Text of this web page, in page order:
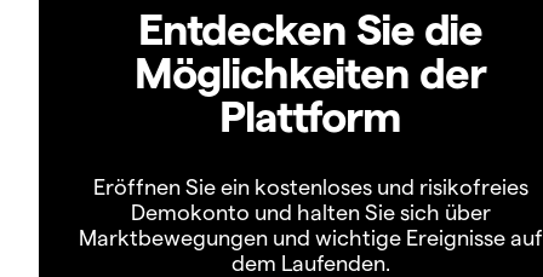
Entdecken Sie die
Möglichkeiten der
Plattform
Eröffnen Sie ein kostenloses und risikofreies
Demokonto und halten Sie sich über
Marktbewegungen und wichtige Ereignisse auf
dem Laufenden.